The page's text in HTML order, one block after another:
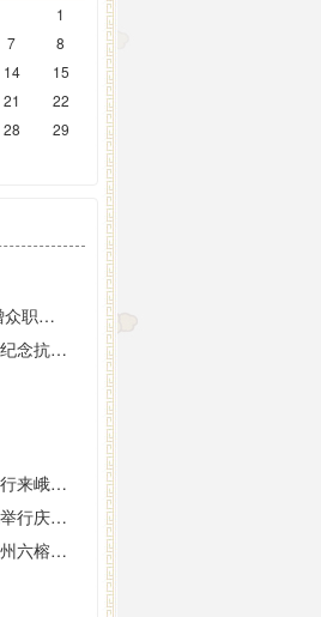
1
7
8
14
15
21
22
28
29
3·12植树节 峨眉山中山段寺院僧众职工开展植树活动
峨眉山各寺及峨眉山佛学院举行纪念抗战胜利77周年祈祷世界和平活动
澳中佛教总会会长般若大和尚一行来峨眉山朝圣礼佛
峨眉山佛教协会、峨眉山佛学院举行庆祝中华人民共和国成立70周年祈福法会
广东省佛教协会常务副会长、广州六榕寺方丈法量大和尚来峨眉山朝圣礼佛